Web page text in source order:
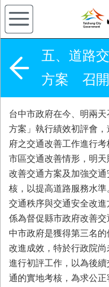
五、道路
方案 召開
台中市政府在今、明兩
方案」執行績效初評會
府之交通改善工作進行
市區交通改善情形，明
改善交通方案及加強交
核，以提高道路服務水
交通秩序與交通安全改
係為督促縣市政府改善
中市政府是獲得第三名
改進成效，特於行政院
進行初評工作，以為後
通的實地考核，為求公